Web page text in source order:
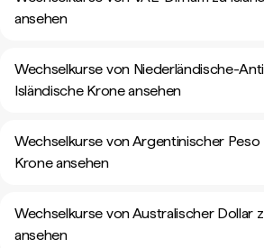
ansehen
Wechselkurse von Niederländische-
Isländische Krone ansehen
Wechselkurse von Argentinischer Peso
Krone ansehen
Wechselkurse von Australischer Dollar
ansehen